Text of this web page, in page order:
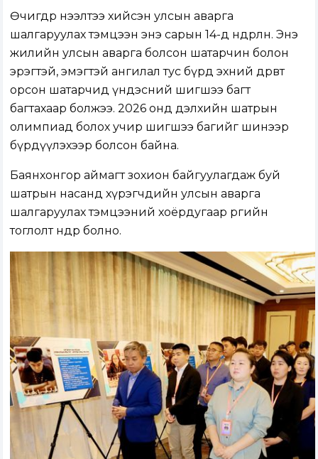
Өчигдөр нээлтээ хийсэн улсын аварга
шалгаруулах тэмцээн энэ сарын 14-д өндөрлөнө. Энэ
жилийн улсын аварга болсон шатарчин болон
эрэгтэй, эмэгтэй ангилал тус бүрд эхний дөрөвт
орсон шатарчид үндэсний шигшээ багт
багтахаар болжээ. 2026 онд дэлхийн шатрын
олимпиад болох учир шигшээ багийг шинээр
бүрдүүлэхээр болсон байна.
Баянхонгор аймагт зохион байгуулагдаж буй
шатрын насанд хүрэгчдийн улсын аварга
шалгаруулах тэмцээний хоёрдугаар өргийн
тоглолт өнөөдөр болно.